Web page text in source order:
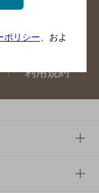
利用規約
ポリシー 、およ